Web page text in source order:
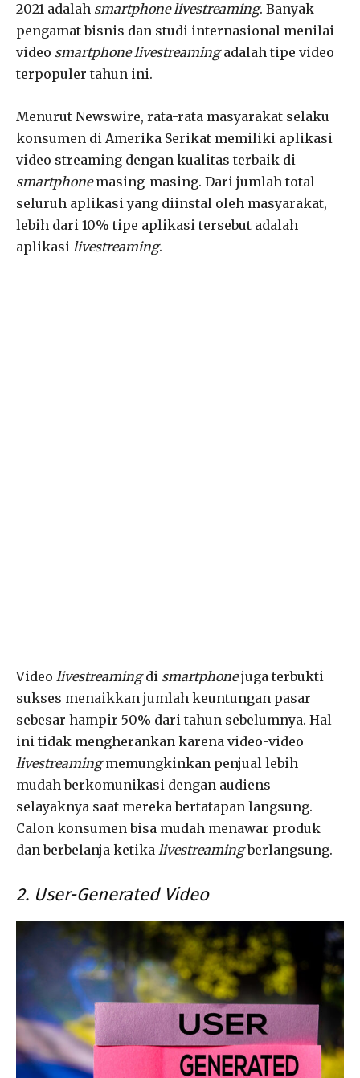
2021 adalah smartphone livestreaming. Banyak
pengamat bisnis dan studi internasional menilai
video smartphone livestreamingadalah tipe video
terpopuler tahun ini.
Menurut Newswire, rata-rata masyarakat selaku
konsumen di Amerika Serikat memiliki aplikasi
video streaming dengan kualitas terbaik di
smartphonemasing-masing. Dari jumlah total
seluruh aplikasi yang diinstal oleh masyarakat,
lebih dari 10% tipe aplikasi tersebut adalah
aplikasi livestreaming.
Video livestreamingdi smartphonejuga terbukti
sukses menaikkan jumlah keuntungan pasar
sebesar hampir 50% dari tahun sebelumnya. Hal
ini tidak mengherankan karena video-video
livestreamingmemungkinkan penjual lebih
mudah berkomunikasi dengan audiens
selayaknya saat mereka bertatapan langsung.
Calon konsumen bisa mudah menawar produk
dan berbelanja ketika livestreamingberlangsung.
2. User-Generated Video